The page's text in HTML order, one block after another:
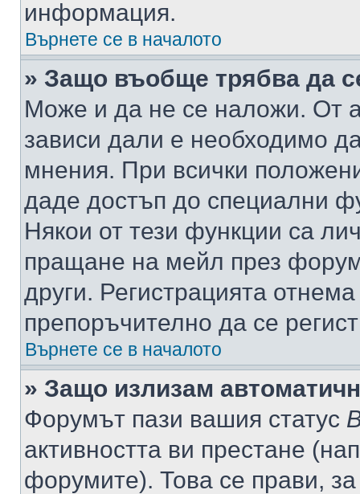
информация.
Върнете се в началото
» Защо въобще трябва да
Може и да не се наложи. От
зависи дали е необходимо
мнения. При всички
даде достъп до специални
Някои от тези функции са
пращане на мейл през
други. Регистрацията
препоръчително да се
Върнете се в началото
» Защо излизам
Форумът пази вашия статус
активността ви престане
форумите). Това се прави,